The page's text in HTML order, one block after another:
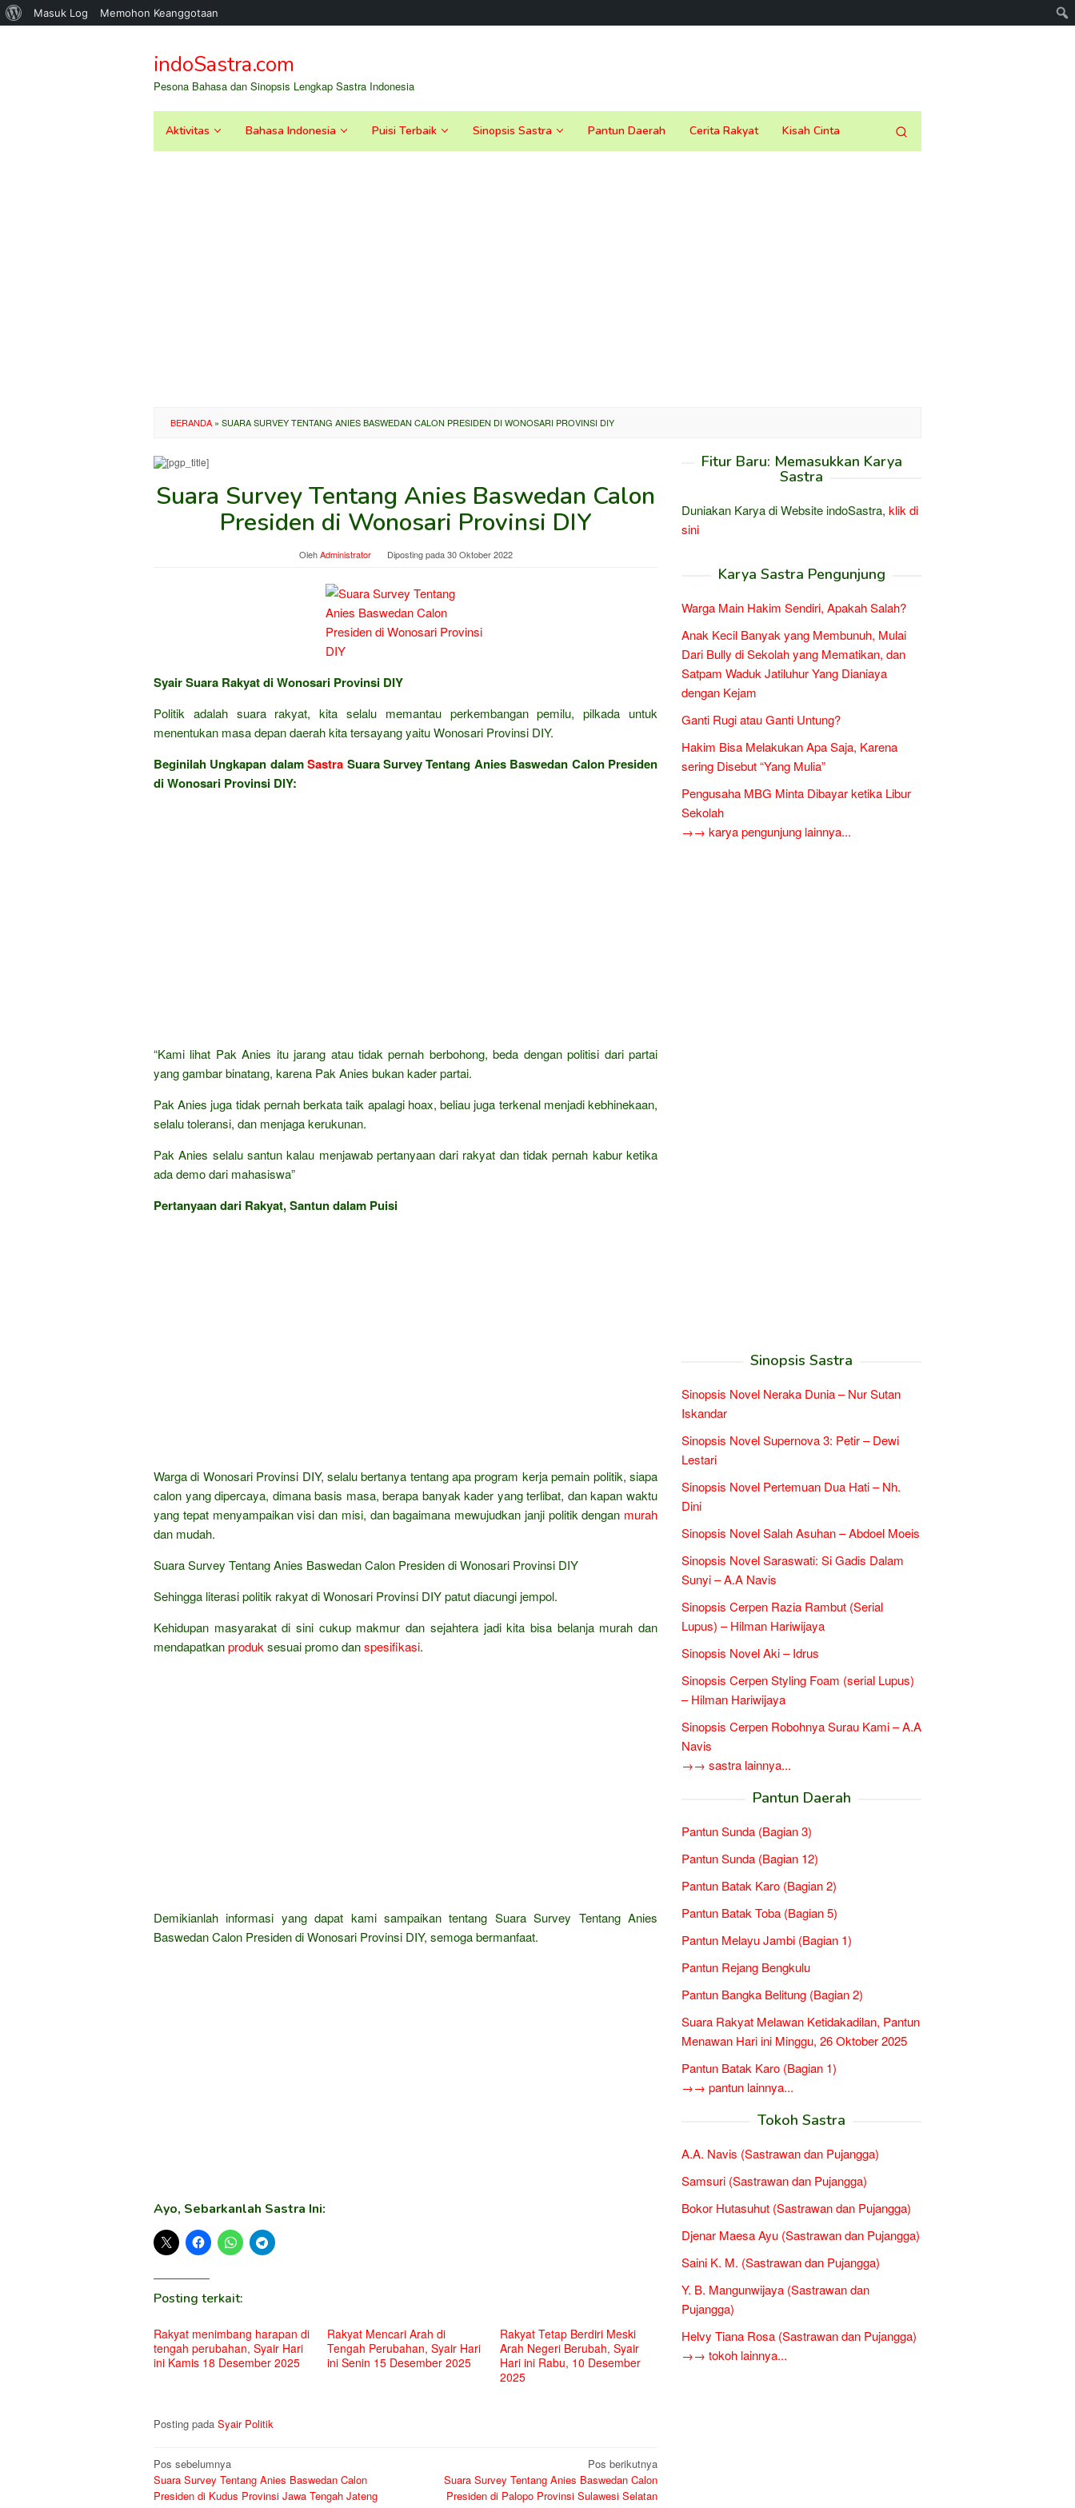
Tentang
Masuk Log Memohon Keanggotaan
kontenindoSastra.com
Pesona Bahasa dan Sinopsis Lengkap Sastra Indonesia
Aktivitas Bahasa Indonesia Puisi Terbaik Sinopsis Sastra Pantun Daerah Cerita Rakyat Kisah Cinta
BERANDA » SUARA SURVEY TENTANG ANIES BASWEDAN CALON PRESIDEN DI WONOSARI PROVINSI DIY
Suara Survey Tentang Anies Baswedan Calon
Presiden di Wonosari Provinsi DIY
OlehAdministrator Diposting pada30 Oktober 2022
Syair Suara Rakyat di Wonosari Provinsi DIY
Politik adalah suara rakyat, kita selalu memantau perkembangan pemilu, pilkada untuk
menentukan masa depan daerah kita tersayang yaitu Wonosari Provinsi DIY.
Beginilah Ungkapan dalamSastra Suara Survey Tentang Anies Baswedan Calon Presiden
di Wonosari Provinsi DIY:
“Kami lihat Pak Anies itu jarang atau tidak pernah berbohong, beda dengan politisi dari partai
yang gambar binatang, karena Pak Anies bukan kader partai.
Pak Anies juga tidak pernah berkata taik apalagi hoax, beliau juga terkenal menjadi kebhinekaan,
selalu toleransi, dan menjaga kerukunan.
Pak Anies selalu santun kalau menjawab pertanyaan dari rakyat dan tidak pernah kabur ketika
ada demo dari mahasiswa”
Pertanyaan dari Rakyat, Santun dalam Puisi
Warga di Wonosari Provinsi DIY, selalu bertanya tentang apa program kerja pemain politik, siapa
calon yang dipercaya, dimana basis masa, berapa banyak kader yang terlibat, dan kapan waktu
yang tepat menyampaikan visi dan misi, dan bagaimana mewujudkan janji politik dengan murah
dan mudah.
Suara Survey Tentang Anies Baswedan Calon Presiden di Wonosari Provinsi DIY
Sehingga literasi politik rakyat di Wonosari Provinsi DIY patut diacungi jempol.
Kehidupan masyarakat di sini cukup makmur dan sejahtera jadi kita bisa belanja murah dan
mendapatkanproduk sesuai promo danspesifikasi.
Demikianlah informasi yang dapat kami sampaikan tentang Suara Survey Tentang Anies
Baswedan Calon Presiden di Wonosari Provinsi DIY, semoga bermanfaat.
Ayo, Sebarkanlah Sastra Ini:
Posting terkait:
Rakyat menimbang harapan di
tengah perubahan, Syair Hari
ini Kamis 18 Desember 2025
Rakyat Mencari Arah di
Tengah Perubahan, Syair Hari
ini Senin 15 Desember 2025
Rakyat Tetap Berdiri Meski
Arah Negeri Berubah, Syair
Hari ini Rabu, 10 Desember
2025
Posting pada Syair Politik
Navigasi
pos
Pos sebelumnya
Suara Survey Tentang Anies Baswedan Calon
Presiden di Kudus Provinsi Jawa Tengah Jateng
Pos berikutnya
Suara Survey Tentang Anies Baswedan Calon
Presiden di Palopo Provinsi Sulawesi Selatan
Fitur Baru: Memasukkan Karya
Sastra
Duniakan Karya di Website indoSastra, klik di
sini
Karya Sastra Pengunjung
Warga Main Hakim Sendiri, Apakah Salah?
Anak Kecil Banyak yang Membunuh, Mulai
Dari Bully di Sekolah yang Mematikan, dan
Satpam Waduk Jatiluhur Yang Dianiaya
dengan Kejam
Ganti Rugi atau Ganti Untung?
Hakim Bisa Melakukan Apa Saja, Karena
sering Disebut “Yang Mulia”
Pengusaha MBG Minta Dibayar ketika Libur
Sekolah
→→ karya pengunjung lainnya...
Sinopsis Sastra
Sinopsis Novel Neraka Dunia – Nur Sutan
Iskandar
Sinopsis Novel Supernova 3: Petir – Dewi
Lestari
Sinopsis Novel Pertemuan Dua Hati – Nh.
Dini
Sinopsis Novel Salah Asuhan – Abdoel Moeis
Sinopsis Novel Saraswati: Si Gadis Dalam
Sunyi – A.A Navis
Sinopsis Cerpen Razia Rambut (Serial
Lupus) – Hilman Hariwijaya
Sinopsis Novel Aki – Idrus
Sinopsis Cerpen Styling Foam (serial Lupus)
– Hilman Hariwijaya
Sinopsis Cerpen Robohnya Surau Kami – A.A
Navis
→→ sastra lainnya...
Pantun Daerah
Pantun Sunda (Bagian 3)
Pantun Sunda (Bagian 12)
Pantun Batak Karo (Bagian 2)
Pantun Batak Toba (Bagian 5)
Pantun Melayu Jambi (Bagian 1)
Pantun Rejang Bengkulu
Pantun Bangka Belitung (Bagian 2)
Suara Rakyat Melawan Ketidakadilan, Pantun
Menawan Hari ini Minggu, 26 Oktober 2025
Pantun Batak Karo (Bagian 1)
→→ pantun lainnya...
Tokoh Sastra
A.A. Navis (Sastrawan dan Pujangga)
Samsuri (Sastrawan dan Pujangga)
Bokor Hutasuhut (Sastrawan dan Pujangga)
Djenar Maesa Ayu (Sastrawan dan Pujangga)
Saini K. M. (Sastrawan dan Pujangga)
Y. B. Mangunwijaya (Sastrawan dan
Pujangga)
Helvy Tiana Rosa (Sastrawan dan Pujangga)
→→ tokoh lainnya...